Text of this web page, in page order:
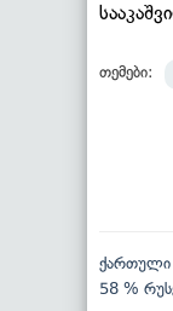
თემები:
ქართული
58 %